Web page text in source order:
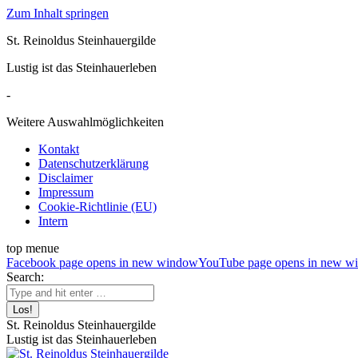
Zum Inhalt springen
St. Reinoldus Steinhauergilde
Lustig ist das Steinhauerleben
-
Weitere Auswahlmöglichkeiten
Kontakt
Datenschutzerklärung
Disclaimer
Impressum
Cookie-Richtlinie (EU)
Intern
top menue
Facebook page opens in new windowYouTube page opens in new
Search:
St. Reinoldus Steinhauergilde
Lustig ist das Steinhauerleben